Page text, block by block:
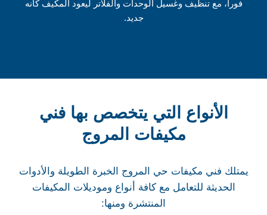
فوراً، مع تنظيف وغسيل الوحدات والفلاتر ليعود المكيف كأنه
جديد.
الأنواع التي يتخصص بها فني
مكيفات المروج
يمتلك فني مكيفات حي المروج الخبرة الطويلة والأدوات
الحديثة للتعامل مع كافة أنواع وموديلات المكيفات
المنتشرة ومنها: